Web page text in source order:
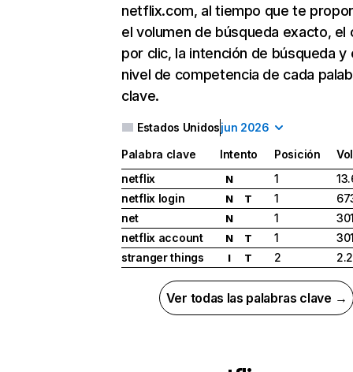
netflix.com, al tiempo que te
el volumen de búsqueda exacto, el
por clic, la intención de búsqueda y
nivel de competencia de cada
clave.
Estados Unidosjun 2026
Palabra clave Intento Posición
netflix
N 1
netflix login
N T 1
net
N 1
netflix account
N T 1
stranger things
I T 2
Ver todas las palabras clave →